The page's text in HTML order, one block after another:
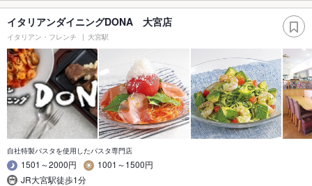
イタリアンダイニングDONA 大宮店
イタリアン・フレンチ 大宮駅
自社特製パスタを使用したパスタ専門店
1501～2000円
1001～1500円
JR大宮駅徒歩1分